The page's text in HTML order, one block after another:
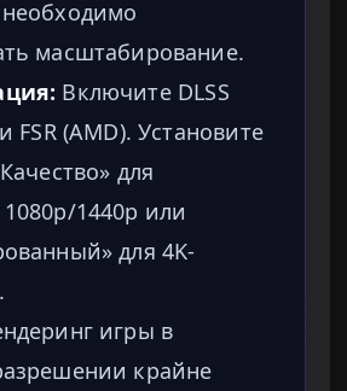
масштабирование.
Включите DLSS
FSR (AMD). Установите
для
1440p или
для 4K-
игры в
крайне